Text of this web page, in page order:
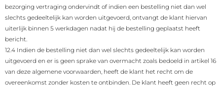
bezorging vertraging ondervindt of indien een bestelling niet dan wel
slechts gedeeltelijk kan worden uitgevoerd, ontvangt de klant hiervan
uiterlijk binnen 5 werkdagen nadat hij de bestelling geplaatst heeft
bericht.
12.4 Indien de bestelling niet dan wel slechts gedeeltelijk kan worden
uitgevoerd en er is geen sprake van overmacht zoals bedoeld in artikel 16
van deze algemene voorwaarden, heeft de klant het recht om de
overeenkomst zonder kosten te ontbinden. De klant heeft geen recht op